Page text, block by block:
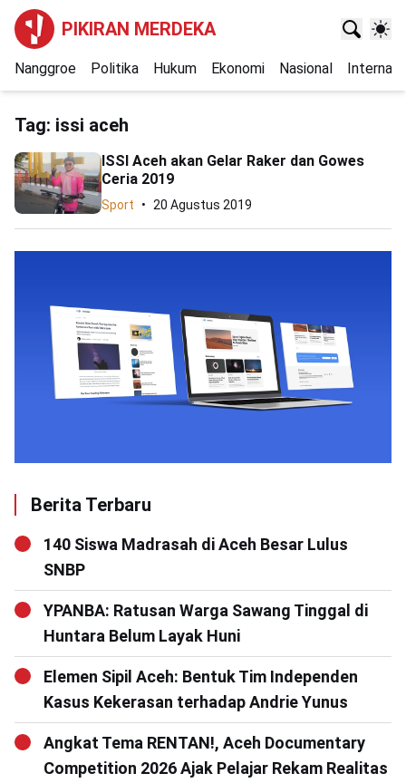
PIKIRAN MERDEKA
Nanggroe Politika Hukum Ekonomi Nasional
Tag: issi aceh
ISSI Aceh akan Gelar Raker dan Gowes
Ceria 2019
Sport 20 Agustus 2019
Berita Terbaru
140 Siswa Madrasah di Aceh Besar Lulus
SNBP
YPANBA: Ratusan Warga Sawang Tinggal di
Huntara Belum Layak Huni
Elemen Sipil Aceh: Bentuk Tim Independen
Kasus Kekerasan terhadap Andrie Yunus
Angkat Tema RENTAN!, Aceh Documentary
Competition 2026 Ajak Pelajar Rekam Realitas